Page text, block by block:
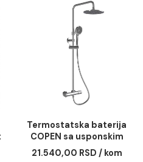
Baterija i usponski
izlivom COPEN
crna okrugli set
28.270,00 RSD /
DODAJ U KORPU